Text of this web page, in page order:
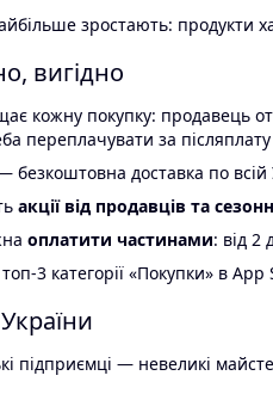
зростають: продукти
вигідно
кожну покупку: продавець
переплачувати за
доставка по всій
акції від продавців та
оплатити частинами: від 2
3 категорії «Покупки» в
підприємці — невеликі